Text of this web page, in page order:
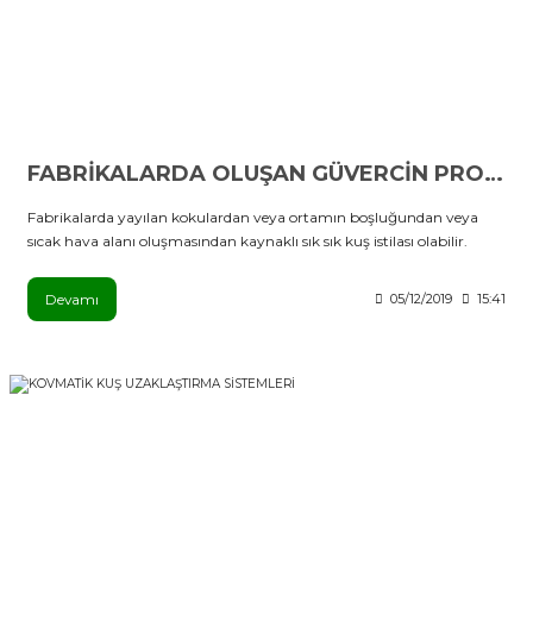
FABRİKALARDA OLUŞAN GÜVERCİN PROBLEMİ
Fabrikalarda yayılan kokulardan veya ortamın boşluğundan veya
sıcak hava alanı oluşmasından kaynaklı sık sık kuş istilası olabilir.
Devamı 05/12/2019 15:41